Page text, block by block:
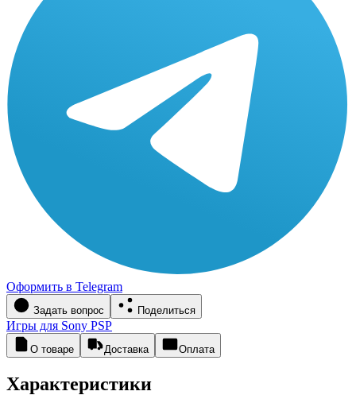
Оформить в Telegram
Задать вопрос Поделиться
Игры для Sony PSP
О товаре Доставка Оплата
Характеристики